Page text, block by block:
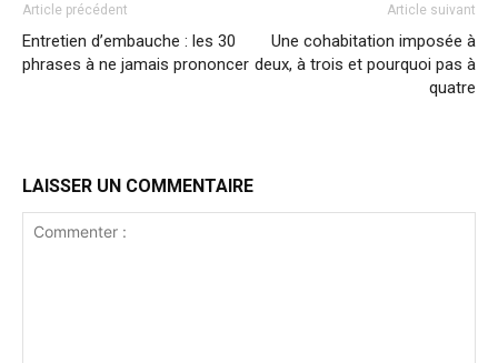
Article précédent
Entretien d’embauche : les 30
phrases à ne jamais prononcer
Article suivant
Une cohabitation imposée à
deux, à trois et pourquoi pas à
quatre
LAISSER UN COMMENTAIRE